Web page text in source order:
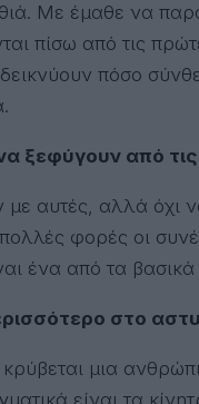
Με έμαθε να
πίσω από τις
πόσο
ξεφύγουν από
αυτές, αλλά όχι
φορές οι
ένα από τα βασικά
στο
μια